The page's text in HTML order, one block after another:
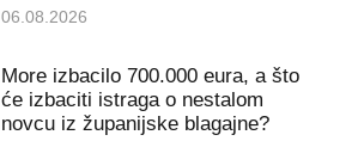
06.08.2026
More izbacilo 700.000 eura, a što
će izbaciti istraga o nestalom
novcu iz županijske blagajne?